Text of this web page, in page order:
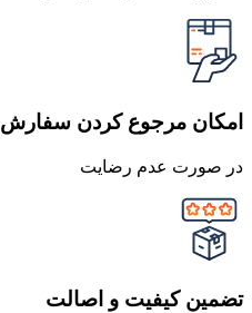
امکان مرجوع کردن سفارش
در صورت عدم رضایت
تضمین کیفیت و اصالت